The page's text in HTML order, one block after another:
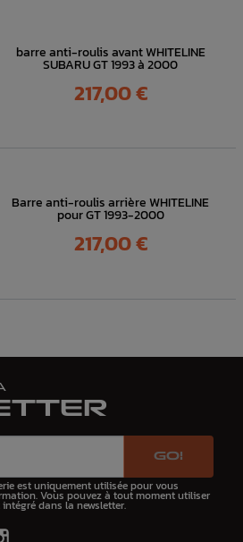
barre anti-roulis avant WHITELINE
SUBARU GT 1993 à 2000
Prix
217,00 €
Barre anti-roulis arrière WHITELINE
pour GT 1993-2000
Prix
217,00 €
GO!
est uniquement utilisée pour vous
Vous pouvez à tout moment utiliser
dans la newsletter.